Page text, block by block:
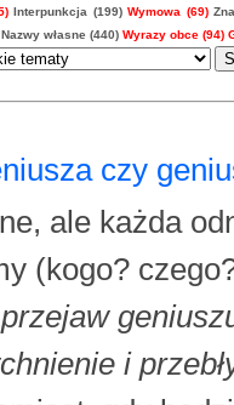
Interpunkcja (199) Wymowa (69)
Nazwy własne (440) Wyrazy obce (94)
czy
ale każda
(kogo?
przejaw
i